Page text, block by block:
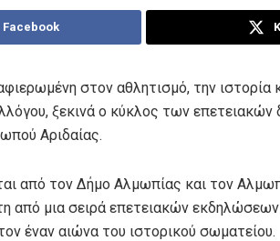
Facebook
στον αθλητισμό, την ιστορία
ξεκινά ο κύκλος των
Αριδαίας.
από τον Δήμο Αλμωπίας και τον
από μια σειρά επετειακών
έναν αιώνα του ιστορικού σωματείου.